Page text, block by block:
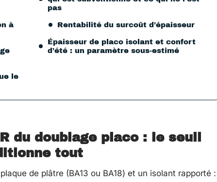
à
le
pas
Rentabilité du surcoût d’épaisseur
Épaisseur de placo isolant et confort
d’été : un paramètre sous-estimé
du doublage placo : le seuil
tout
de plâtre (BA13 ou BA18) et un isolant rapporté :